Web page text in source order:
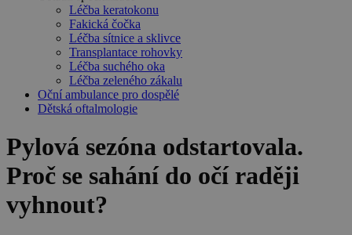
Léčba keratokonu
Fakická čočka
Léčba sítnice a sklivce
Transplantace rohovky
Léčba suchého oka
Léčba zeleného zákalu
Oční ambulance pro dospělé
Dětská oftalmologie
Pylová sezóna odstartovala.
Proč se sahání do očí raději
vyhnout?